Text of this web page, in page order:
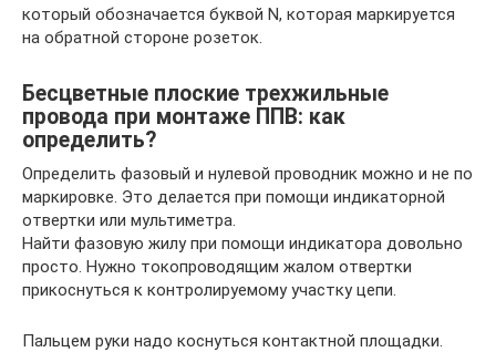
который обозначается буквой N, которая маркируется
на обратной стороне розеток.
Бесцветные плоские трехжильные
провода при монтаже ППВ: как
определить?
Определить фазовый и нулевой проводник можно и не по
маркировке. Это делается при помощи индикаторной
отвертки или мультиметра.
Найти фазовую жилу при помощи индикатора довольно
просто. Нужно токопроводящим жалом отвертки
прикоснуться к контролируемому участку цепи.
Пальцем руки надо коснуться контактной площадки.